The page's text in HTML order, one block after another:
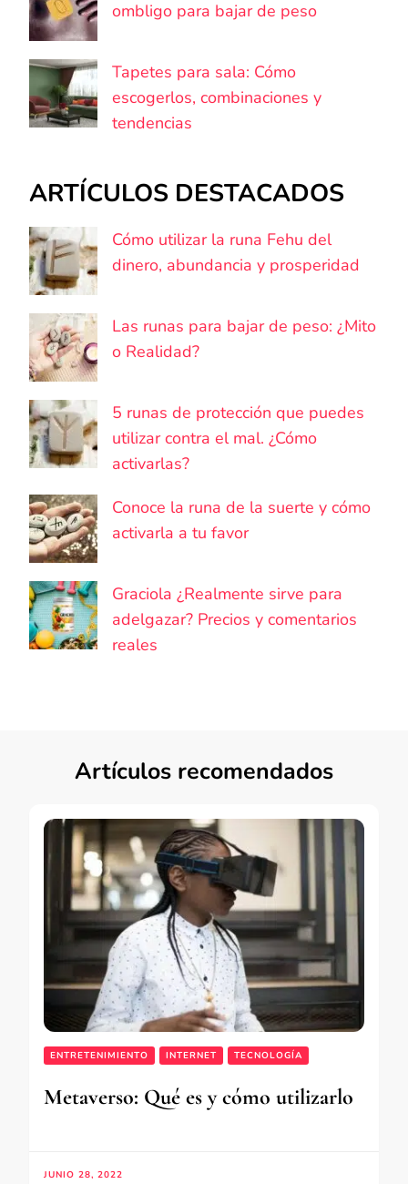
ombligo para bajar de peso
Tapetes para sala: Cómo
escogerlos, combinaciones y
tendencias
ARTÍCULOS DESTACADOS
Cómo utilizar la runa Fehu del
dinero, abundancia y prosperidad
Las runas para bajar de peso: ¿Mito
o Realidad?
5 runas de protección que puedes
utilizar contra el mal. ¿Cómo
activarlas?
Conoce la runa de la suerte y cómo
activarla a tu favor
Graciola ¿Realmente sirve para
adelgazar? Precios y comentarios
reales
Artículos recomendados
ENTRETENIMIENTO INTERNET TECNOLOGÍA
Metaverso: Qué es y cómo utilizarlo
JUNIO 28, 2022